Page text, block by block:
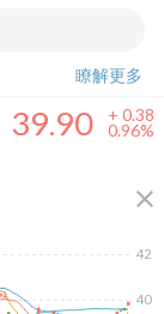
瞭解更多
39.90 + 0.38
0.96%
close
40
42